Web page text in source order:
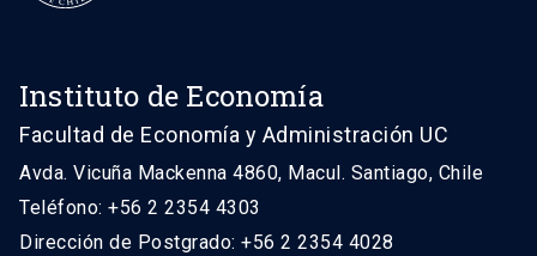
Instituto de Economía
Facultad de Economía y Administración UC
Avda. Vicuña Mackenna 4860, Macul. Santiago, Chile
Teléfono: +56 2 2354 4303
Dirección de Postgrado: +56 2 2354 4028